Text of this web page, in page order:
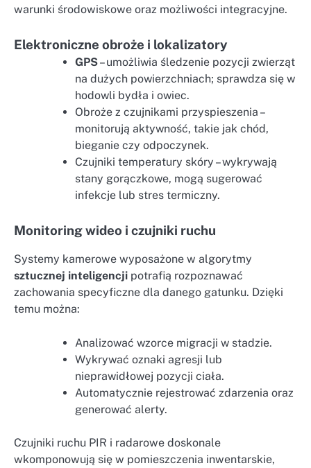
warunki środowiskowe oraz możliwości integracyjne.
Elektroniczne obroże i lokalizatory
GPS– umożliwia śledzenie pozycji zwierząt
na dużych powierzchniach; sprawdza się w
hodowli bydła i owiec.
Obroże z czujnikami przyspieszenia –
monitorują aktywność, takie jak chód,
bieganie czy odpoczynek.
Czujniki temperatury skóry – wykrywają
stany gorączkowe, mogą sugerować
infekcje lub stres termiczny.
Monitoring wideo i czujniki ruchu
Systemy kamerowe wyposażone w algorytmy
sztucznej inteligencji potrafią rozpoznawać
zachowania specyficzne dla danego gatunku. Dzięki
temu można:
Analizować wzorce migracji w stadzie.
Wykrywać oznaki agresji lub
nieprawidłowej pozycji ciała.
Automatycznie rejestrować zdarzenia oraz
generować alerty.
Czujniki ruchu PIR i radarowe doskonale
wkomponowują się w pomieszczenia inwentarskie,